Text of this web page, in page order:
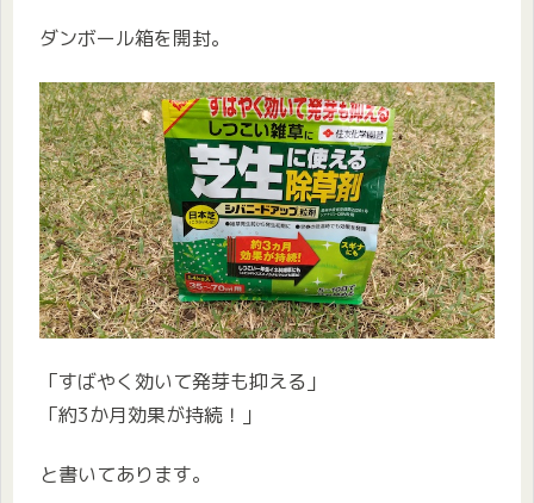
ダンボール箱を開封。
「すばやく効いて発芽も抑える」
「約3か月効果が持続！」
と書いてあります。